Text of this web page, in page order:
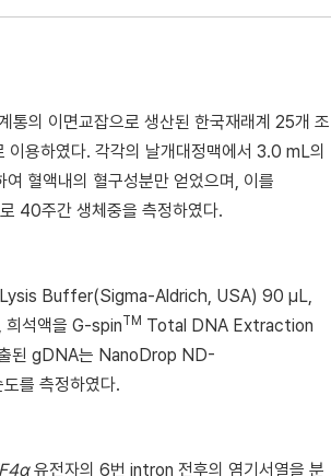
통의 이면교잡으로 생산된 한국재래계 25개 조
용하였다. 각각의 날개대정맥에서 3.0 mL의
혈액내의 혈구성분만 얻었으며, 이를
40주간 생체중을 측정하였다.
Lysis Buffer(Sigma-Aldrich, USA) 90 μL,
희석액을 G-spinTM Total DNA Extraction
된 gDNA는 NanoDrop ND-
를 측정하였다.
유전자의 6번 intron 전후의 염기서열을 분